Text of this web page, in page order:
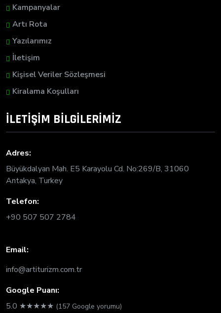
Kampanyalar
Artı Rota
Yazılarımız
İletişim
Kişisel Veriler Sözleşmesi
Kiralama Koşulları
İLETİŞİM BİLGİLERİMİZ
Adres:
Büyükdalyan Mah. E5 Karayolu Cd. No:269/B, 31060
Antakya, Turkey
Telefon:
+90 507 507 2784
Email:
info@artiturizm.com.tr
Google Puanı:
5.0 ★★★★★ (157 Google yorumu)